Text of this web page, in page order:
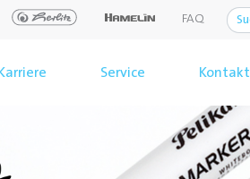
FAQ
Service Kontakt